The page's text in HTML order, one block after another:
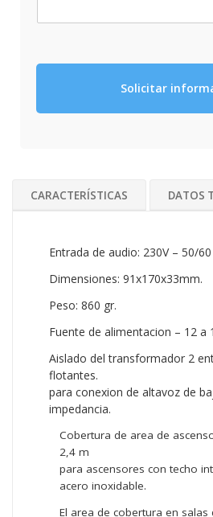
Solicitar
CARACTERÍSTICAS DATOS
Entrada de audio: 230V – 50/60
Dimensiones: 91x170x33mm.
Peso: 860 gr.
Fuente de alimentacion – 12 a
Aislado del transformador 2
flotantes.
para conexion de altavoz de
impedancia.
Cobertura de area de
2,4 m
para ascensores con techo
acero inoxidable.
El area de cobertura en salas